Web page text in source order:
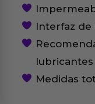
Interfaz de
lubricantes
Medidas